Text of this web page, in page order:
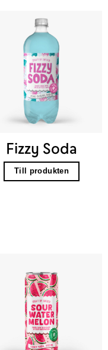
Fizzy Soda
Till produkten